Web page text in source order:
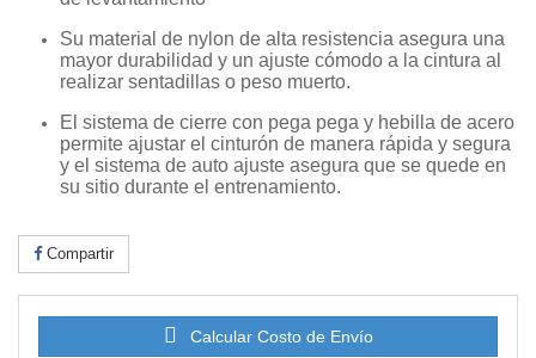
Su material de nylon de alta resistencia asegura una
mayor durabilidad y un ajuste cómodo a la cintura al
realizar sentadillas o peso muerto.
El sistema de cierre con pega pega y hebilla de acero
permite ajustar el cinturón de manera rápida y segura
y el sistema de auto ajuste asegura que se quede en
su sitio durante el entrenamiento.
Compartir
Calcular Costo de Envío